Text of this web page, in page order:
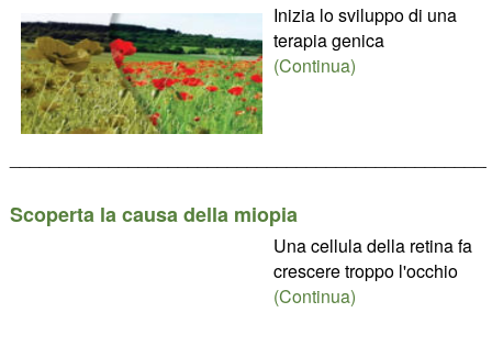
Inizia lo sviluppo di una
terapia genica
(Continua)
Scoperta la causa della miopia
Una cellula della retina fa
crescere troppo l'occhio
(Continua)